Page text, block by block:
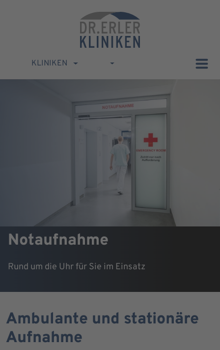
KLINIKEN
Notaufnahme
Rund um die Uhr für Sie im Einsatz
Ambulante und stationäre
Aufnahme